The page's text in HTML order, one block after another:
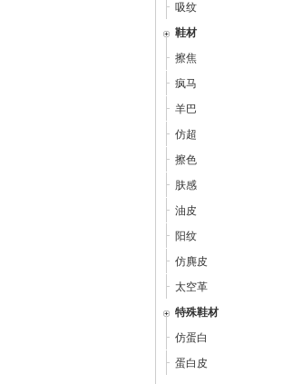
吸纹
鞋材
擦焦
疯马
羊巴
仿超
擦色
肤感
油皮
阳纹
仿麂皮
太空革
特殊鞋材
仿蛋白
蛋白皮